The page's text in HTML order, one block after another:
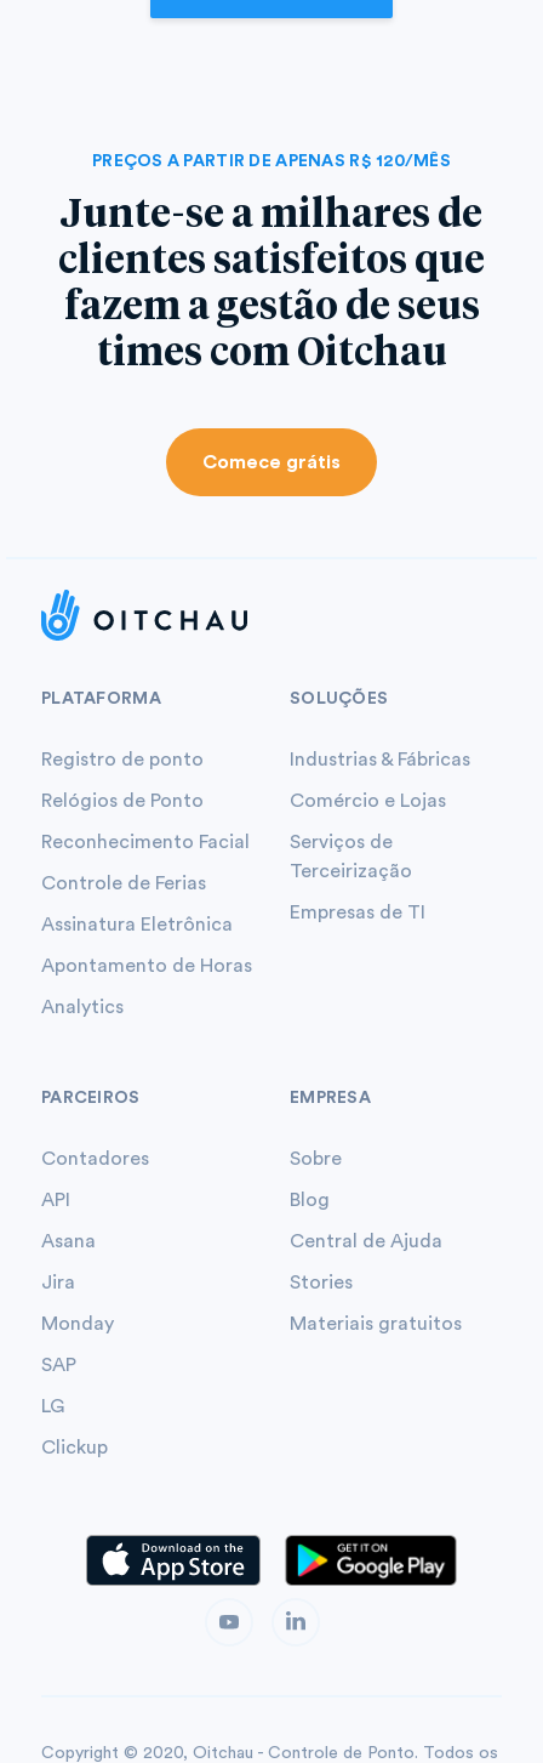
PREÇOS A PARTIR DE APENAS R$ 120/MÊS
Junte-se a milhares de
clientes satisfeitos que
fazem a gestão de seus
times com Oitchau
Comece grátis
PLATAFORMA
Registro de ponto
Relógios de Ponto
Reconhecimento Facial
Controle de Ferias
Assinatura Eletrônica
Apontamento de Horas
Analytics
SOLUÇÕES
Industrias & Fábricas
Comércio e Lojas
Serviços de
Terceirização
Empresas de TI
PARCEIROS
Contadores
API
Asana
Jira
Monday
SAP
LG
Clickup
EMPRESA
Sobre
Blog
Central de Ajuda
Stories
Materiais gratuitos
Copyright © 2020, Oitchau - Controle de Ponto. Todos os